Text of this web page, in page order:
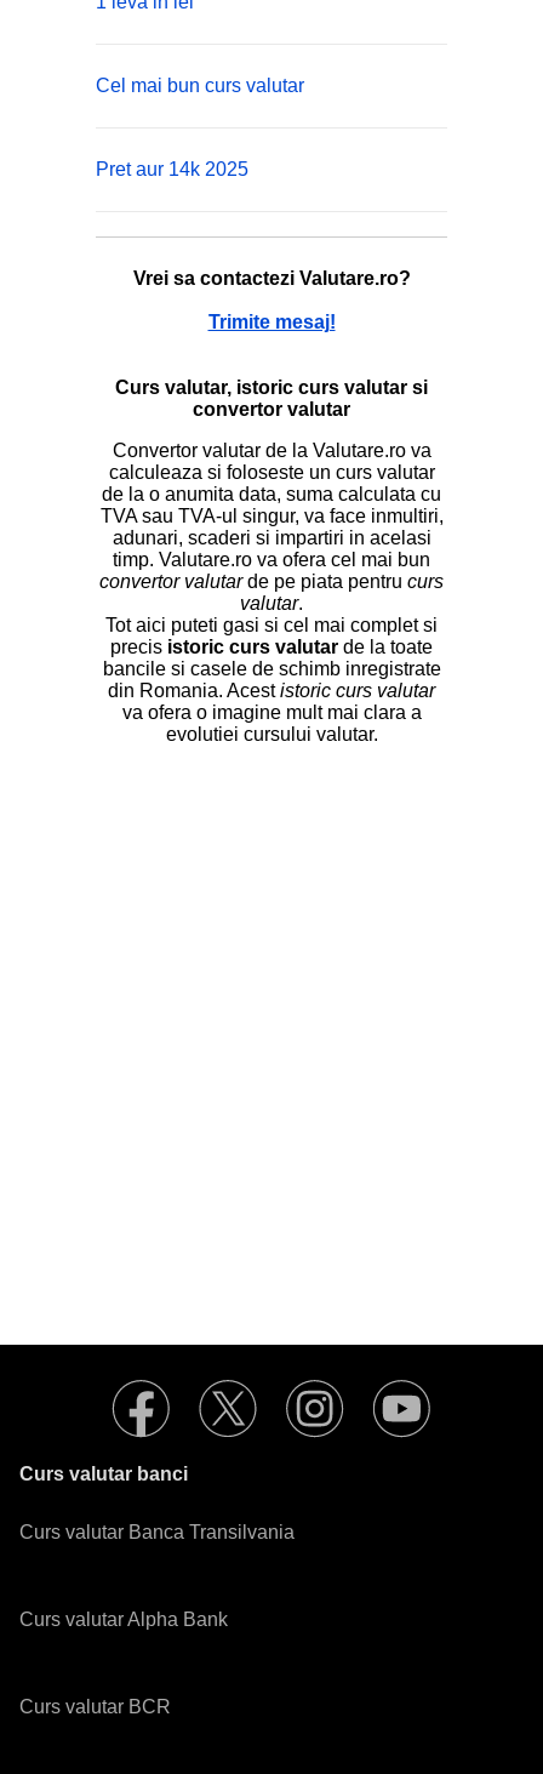
Cel mai bun curs valutar
Pret aur 14k 2025
Vrei sa contactezi Valutare.ro?
Trimite mesaj!
Curs valutar, istoric curs valutar si
convertor valutar
Convertor valutar de la Valutare.ro va
calculeaza si foloseste un curs valutar
de la o anumita data, suma calculata cu
TVA sau TVA-ul singur, va face inmultiri,
adunari, scaderi si impartiri in acelasi
timp. Valutare.ro va ofera cel mai bun
convertor valutarde pe piata pentru curs
valutar.
Tot aici puteti gasi si cel mai complet si
precis istoric curs valutar de la toate
bancile si casele de schimb inregistrate
din Romania. Acestistoric curs valutar
va ofera o imagine mult mai clara a
evolutiei cursului valutar.
Curs valutar banci
Curs valutar Banca Transilvania
Curs valutar Alpha Bank
Curs valutar BCR